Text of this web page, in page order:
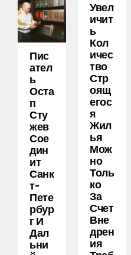
Пис
Ател
Ь
Оста
П
Сту
Жев
Сое
Дин
Ит
Санк
Т-
Пете
Рбур
Г И
Дал
Ьни
Увел
Ичит
Ь
Кол
Ичес
Тво
Стр
Оящ
Егос
Я
Жил
Ья
Мож
Но
Толь
Ко
За
Счет
Вне
Дрен
Ия